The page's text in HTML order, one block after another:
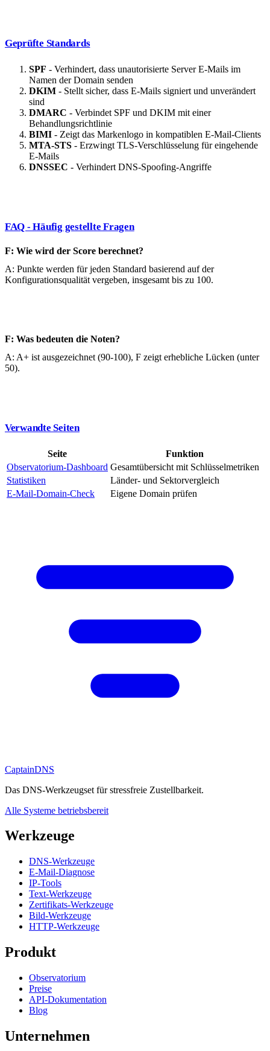
Geprüfte Standards
SPF - Verhindert, dass unautorisierte Server E-Mails im
Namen der Domain senden
DKIM - Stellt sicher, dass E-Mails signiert und unverändert
sind
DMARC - Verbindet SPF und DKIM mit einer
Behandlungsrichtlinie
BIMI - Zeigt das Markenlogo in kompatiblen E-Mail-Clients
MTA-STS - Erzwingt TLS-Verschlüsselung für eingehende
E-Mails
DNSSEC - Verhindert DNS-Spoofing-Angriffe
FAQ - Häufig gestellte Fragen
F: Wie wird der Score berechnet?
A: Punkte werden für jeden Standard basierend auf der
Konfigurationsqualität vergeben, insgesamt bis zu 100.
F: Was bedeuten die Noten?
A: A+ ist ausgezeichnet (90-100), F zeigt erhebliche Lücken (unter
50).
Verwandte Seiten
Seite
Funktion
Observatorium-Dashboard Gesamtübersicht mit Schlüsselmetriken
Statistiken
Länder- und Sektorvergleich
E-Mail-Domain-Check
Eigene Domain prüfen
CaptainDNS
Das DNS-Werkzeugset für stressfreie Zustellbarkeit.
Alle Systeme betriebsbereit
Werkzeuge
DNS-Werkzeuge
E-Mail-Diagnose
IP-Tools
Text-Werkzeuge
Zertifikats-Werkzeuge
Bild-Werkzeuge
HTTP-Werkzeuge
Produkt
Observatorium
Preise
API-Dokumentation
Blog
Unternehmen